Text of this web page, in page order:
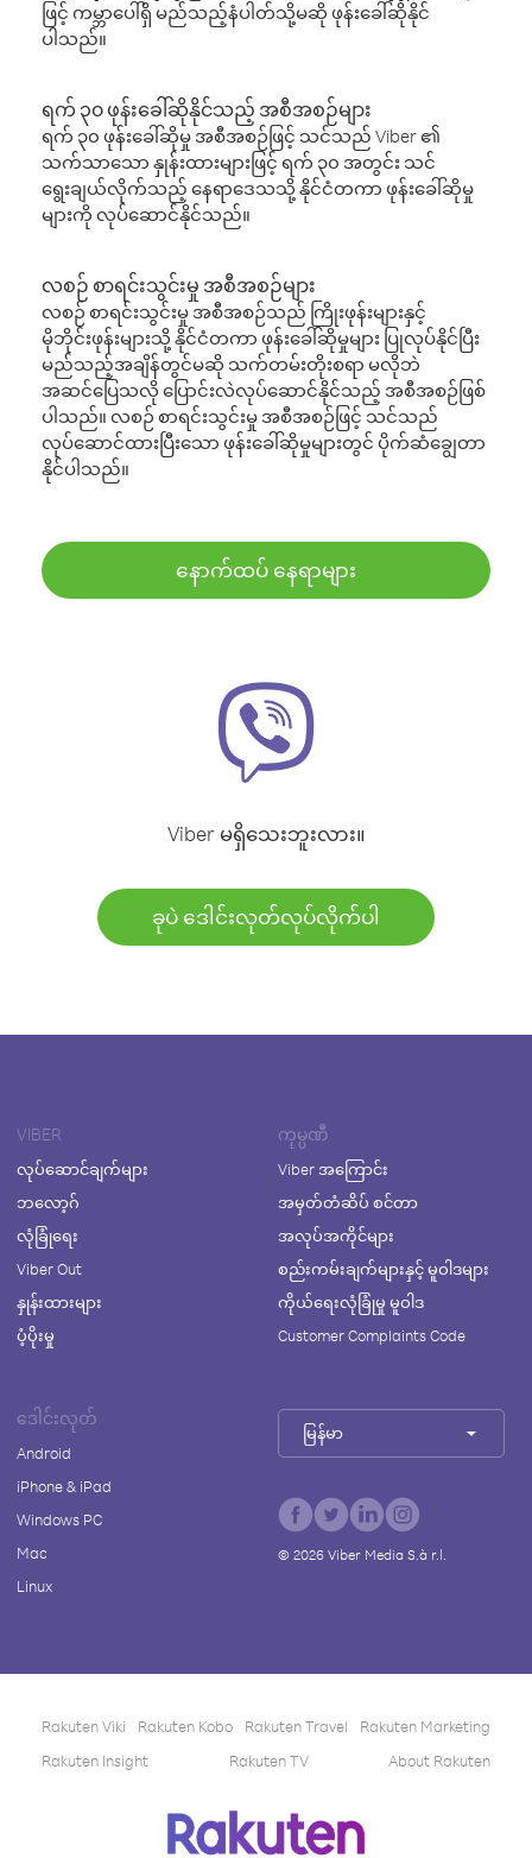
ဖြင့် ကမ္ဘာပေါ်ရှိ မည်သည့်နံပါတ်သို့မဆို ဖုန်းခေါ်ဆိုနိုင်
ပါသည်။
ရက် ၃၀ ဖုန်းခေါ်ဆိုနိုင်သည့် အစီအစဉ်များ
ရက် ၃၀ ဖုန်းခေါ်ဆိုမှု အစီအစဉ်ဖြင့် သင်သည် Viber ၏
သက်သာသော နှုန်းထားများဖြင့် ရက် ၃၀ အတွင်း သင်
ရွေးချယ်လိုက်သည့် နေရာဒေသသို့ နိုင်ငံတကာ ဖုန်းခေါ်ဆိုမှု
များကို လုပ်ဆောင်နိုင်သည်။
လစဉ် စာရင်းသွင်းမှု အစီအစဉ်များ
လစဉ် စာရင်းသွင်းမှု အစီအစဉ်သည် ကြိုးဖုန်းများနှင့်
မိုဘိုင်းဖုန်းများသို့ နိုင်ငံတကာ ဖုန်းခေါ်ဆိုမှုများ ပြုလုပ်နိုင်ပြီး
မည်သည့်အချိန်တွင်မဆို သက်တမ်းတိုးစရာ မလိုဘဲ
အဆင်ပြေသလို ပြောင်းလဲလုပ်ဆောင်နိုင်သည့် အစီအစဉ်ဖြစ်
ပါသည်။ လစဉ် စာရင်းသွင်းမှု အစီအစဉ်ဖြင့် သင်သည်
လုပ်ဆောင်ထားပြီးသော ဖုန်းခေါ်ဆိုမှုများတွင် ပိုက်ဆံချွေတာ
နိုင်ပါသည်။
နောက်ထပ် နေရာများ
Viber မရှိသေးဘူးလား။
ခုပဲ ဒေါင်းလုတ်လုပ်လိုက်ပါ
VIBER
လုပ်ဆောင်ချက်များ
ဘလော့ဂ်
လုံခြုံရေး
Viber Out
နှုန်းထားများ
ပံ့ပိုးမှု
ကုမ္ပဏီ
Viber အကြောင်း
အမှတ်တံဆိပ် စင်တာ
အလုပ်အကိုင်များ
စည်းကမ်းချက်များနှင့် မူဝါဒများ
ကိုယ်ရေးလုံခြုံမှု မူဝါဒ
Customer Complaints Code
ဒေါင်းလုတ်
Android
iPhone & iPad
Windows PC
Mac
Linux
မြန်မာ
© 2026Viber Media S.à r.l.
Rakuten Viki Rakuten Kobo Rakuten Travel
Rakuten Marketing
Rakuten Insight
Rakuten TV About Rakuten